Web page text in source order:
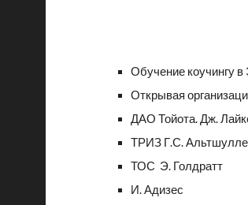
Обучение коучингу
Открывая
ДАО Тойота. Дж.
ТРИЗ Г.С.
ТОС Э. Голдратт
И. Адизес